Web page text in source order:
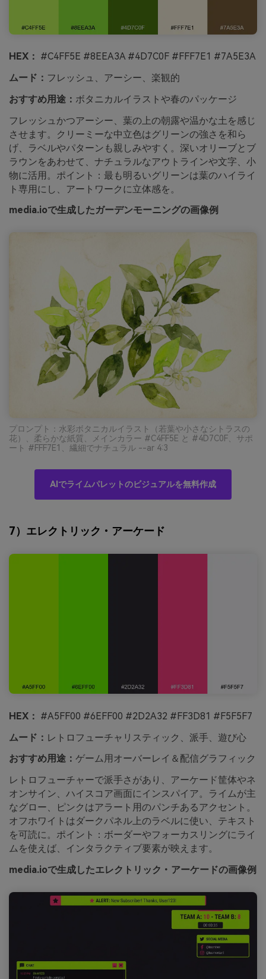
HEX： #C4FF5E #8EEA3A #4D7C0F #FFF7E1 #7A5E3A
ムード： フレッシュ、アーシー、楽観的
おすすめ用途： ボタニカルイラストや春のパッケージ
フレッシュかつアーシー、葉の上の朝露や温かな土を感じ
させます。クリーミーな中立色はグリーンの強さを和ら
げ、ラベルやパターンも親しみやすく。深いオリーブとブ
ラウンをあわせて、ナチュラルなアウトラインや文字、小
物に活用。ポイント：最も明るいグリーンは葉のハイライ
ト専用にし、アートワークに立体感を。
media.ioで生成したガーデンモーニングの画像例
プロンプト：水彩ボタニカルイラスト（若葉や小さなシトラスの
花）、柔らかな紙質、メインカラー #C4FF5E と #4D7C0F、サポ
ート #FFF7E1、繊細でナチュラル --ar 4:3
AIでライムパレットのビジュアルを無料作成
7）エレクトリック・アーケード
HEX： #A5FF00 #6EFF00 #2D2A32 #FF3D81 #F5F5F7
ムード： レトロフューチャリスティック、派手、遊び心
おすすめ用途： ゲーム用オーバーレイ＆配信グラフィック
レトロフューチャーで派手さがあり、アーケード筐体やネ
オンサイン、ハイスコア画面にインスパイア。ライムが主
なグロー、ピンクはアラート用のパンチあるアクセント。
オフホワイトはダークパネル上のラベルに使い、テキスト
を可読に。ポイント：ボーダーやフォーカスリングにライ
ムを使えば、インタラクティブ要素が映えます。
media.ioで生成したエレクトリック・アーケードの画像例